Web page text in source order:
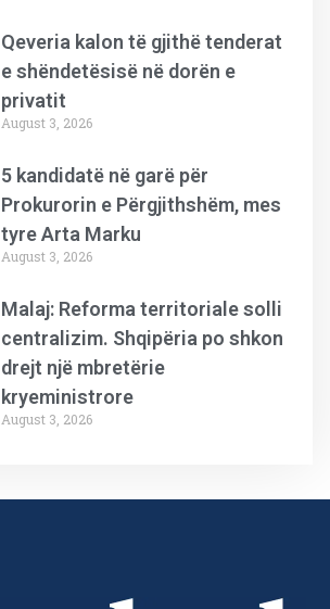
Qeveria kalon të gjithë tenderat
e shëndetësisë në dorën e
privatit
August 3, 2026
5 kandidatë në garë për
Prokurorin e Përgjithshëm, mes
tyre Arta Marku
August 3, 2026
Malaj: Reforma territoriale solli
centralizim. Shqipëria po shkon
drejt një mbretërie
kryeministrore
August 3, 2026